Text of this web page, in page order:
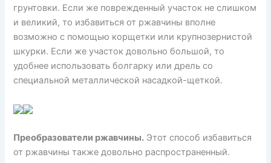
грунтовки. Если же поврежденный участок не слишком
и великий, то избавиться от ржавчины вполне
возможно с помощью корщетки или крупнозернистой
шкурки. Если же участок довольно большой, то
удобнее использовать болгарку или дрель со
специальной металлической насадкой-щеткой.
Преобразователи ржавчины. Этот способ избавиться
от ржавчины также довольно распространенный.